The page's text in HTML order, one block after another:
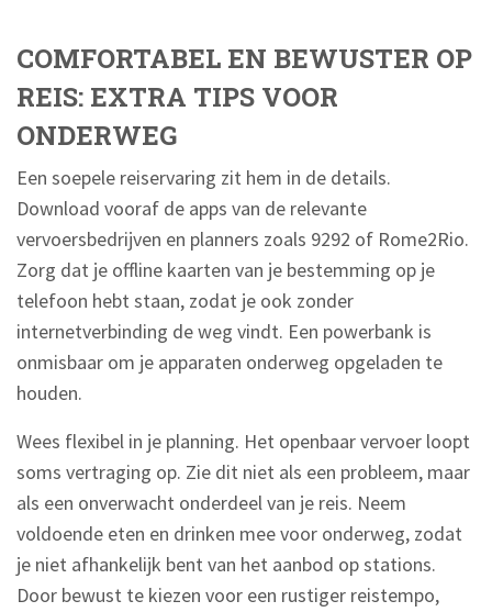
COMFORTABEL EN BEWUSTER OP
REIS: EXTRA TIPS VOOR
ONDERWEG
Een soepele reiservaring zit hem in de details.
Download vooraf de apps van de relevante
vervoersbedrijven en planners zoals 9292 of Rome2Rio.
Zorg dat je offline kaarten van je bestemming op je
telefoon hebt staan, zodat je ook zonder
internetverbinding de weg vindt. Een powerbank is
onmisbaar om je apparaten onderweg opgeladen te
houden.
Wees flexibel in je planning. Het openbaar vervoer loopt
soms vertraging op. Zie dit niet als een probleem, maar
als een onverwacht onderdeel van je reis. Neem
voldoende eten en drinken mee voor onderweg, zodat
je niet afhankelijk bent van het aanbod op stations.
Door bewust te kiezen voor een rustiger reistempo,